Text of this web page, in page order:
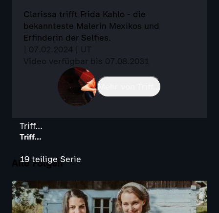
Clarissa trifft Frida Kahlo - die
bekannteste Malerin Mexikos und
Erfinderin der Selfies.
| 07.02.2024 | UT
Video verfügbar bis 07.08.2031
Mehr von Triff...
Alle Folgen
Triff...
Triff...
19 teilige Serie